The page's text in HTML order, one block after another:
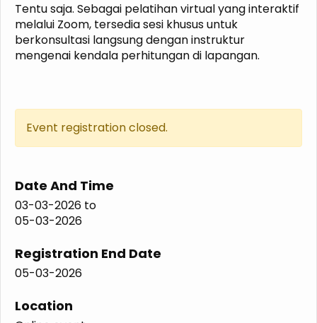
Tentu saja. Sebagai pelatihan virtual yang interaktif
melalui Zoom, tersedia sesi khusus untuk
berkonsultasi langsung dengan instruktur
mengenai kendala perhitungan di lapangan.
Event registration closed.
Date And Time
03-03-2026 to
05-03-2026
Registration End Date
05-03-2026
Location